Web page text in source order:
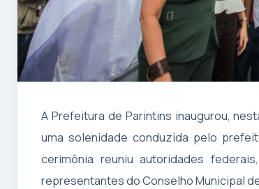
A Prefeitura de Parintins inaugurou,
uma solenidade conduzida pelo
cerimônia reuniu autoridades
representantes do Conselho Municipal